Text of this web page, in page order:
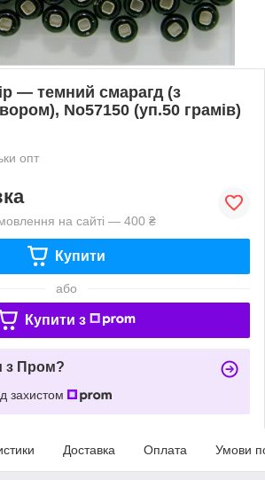
— темний смарагд (з
No57150 (уп.50 грамів)
опт
на сайті — 400 ₴
Купити
або
Купити з
з Пром?
захистом
Доставка Оплата Умови